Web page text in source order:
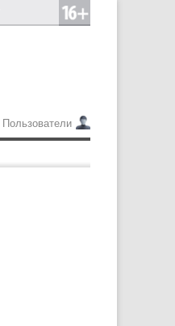
Пользователи